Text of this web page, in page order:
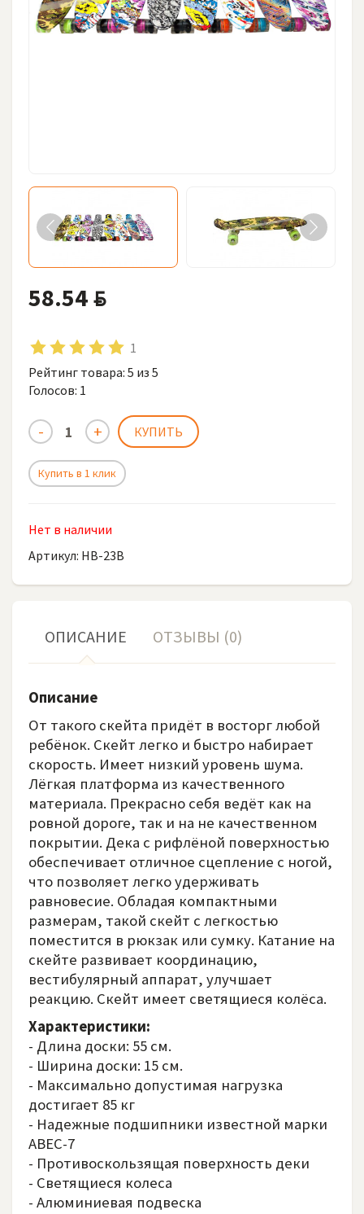
58.54 BYN
1
Рейтинг товара: 5 из 5
Голосов: 1
Купить в 1 клик
Нет в наличии
Артикул: HB-23B
ОПИСАНИЕ ОТЗЫВЫ (0)
Описание
От такого скейта придёт в восторг любой
ребёнок. Скейт легко и быстро набирает
скорость. Имеет низкий уровень шума.
Лёгкая платформа из качественного
материала. Прекрасно себя ведёт как на
ровной дороге, так и на не качественном
покрытии. Дека с рифлёной поверхностью
обеспечивает отличное сцепление с ногой,
что позволяет легко удерживать
равновесие. Обладая компактными
размерам, такой скейт с легкостью
поместится в рюкзак или сумку. Катание на
скейте развивает координацию,
вестибулярный аппарат, улучшает
реакцию. Скейт имеет светящиеся колёса.
Характеристики:
- Длина доски: 55 см.
- Ширина доски: 15 см.
- Максимально допустимая нагрузка
достигает 85 кг
- Надежные подшипники известной марки
ABEC-7
- Противоскользящая поверхность деки
- Светящиеся колеса
- Алюминиевая подвеска